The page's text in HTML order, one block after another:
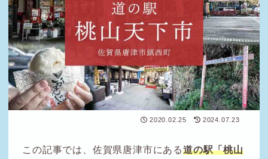
2020.02.25 2024.07.23
この記事では、佐賀県唐津市にある道の駅「桃山